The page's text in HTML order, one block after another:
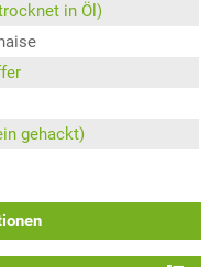
in Öl)
gehackt)